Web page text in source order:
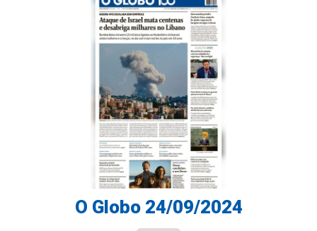
O Globo 24/09/2024